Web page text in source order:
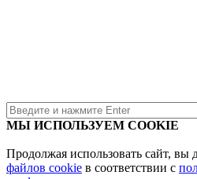
МЫ ИСПОЛЬЗУЕМ COOKIE
Продолжая использовать сайт, вы
файлов cookie в соответствии с